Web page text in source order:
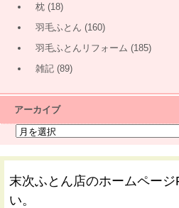
枕 (18)
羽毛ふとん (160)
羽毛ふとんリフォーム (185)
雑記 (89)
アーカイブ
末次ふとん店のホームペー
い。